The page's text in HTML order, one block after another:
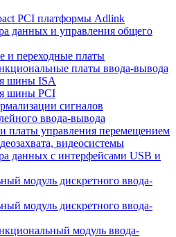
PCI платформы Adlink
данных и управления общего
и переходные платы
платы ввода-вывода
шины ISA
шины PCI
сигналов
ввода-вывода
платы управления перемещением
видеосистемы
данных с интерфейсами USB и
модуль дискретного ввода-
модуль дискретного ввода-
модуль ввода-